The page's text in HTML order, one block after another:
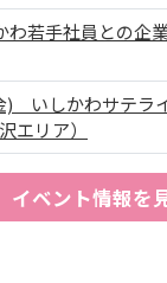
若手社員との企
) いしかわサテラ
エリア）
イベント情報を